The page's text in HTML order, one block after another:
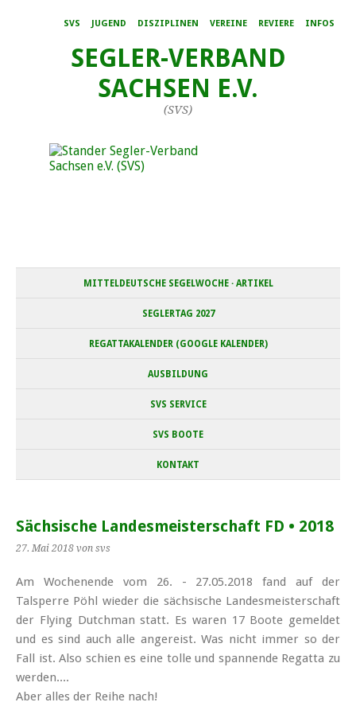
SVS JUGEND DISZIPLINEN VEREINE REVIERE INFOS
SEGLER-VERBAND
SACHSEN E.V.
(SVS)
MITTELDEUTSCHE SEGELWOCHE · ARTIKEL
SEGLERTAG 2027
REGATTAKALENDER (GOOGLE KALENDER)
AUSBILDUNG
SVS SERVICE
SVS BOOTE
KONTAKT
Sächsische Landesmeisterschaft FD • 2018
27. Mai 2018 von svs
Am Wochenende vom 26. - 27.05.2018 fand auf der
Talsperre Pöhl wieder die sächsische Landes­meister­schaft
der Flying Dutchman statt. Es waren 17 Boote gemeldet
und es sind auch alle ange­reist. Was nicht immer so der
Fall ist. Also schien es eine tolle und spannende Regatta zu
werden....
Aber alles der Reihe nach!